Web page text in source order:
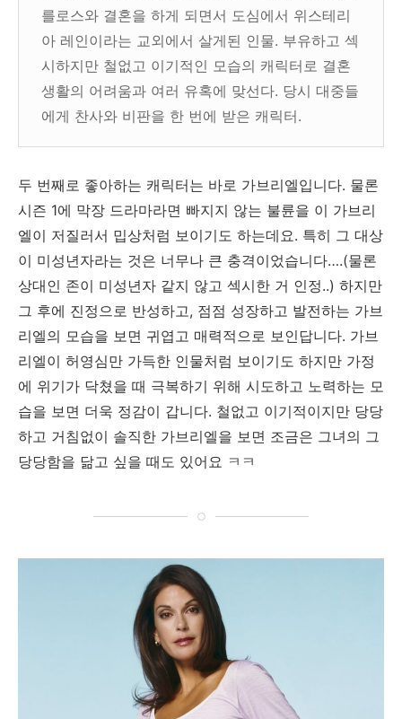
를로스와 결혼을 하게 되면서 도심에서 위스테리
아 레인이라는 교외에서 살게된 인물. 부유하고 섹
시하지만 철없고 이기적인 모습의 캐릭터로 결혼
생활의 어려움과 여러 유혹에 맞선다. 당시 대중들
에게 찬사와 비판을 한 번에 받은 캐릭터.
두 번째로 좋아하는 캐릭터는 바로 가브리엘입니다. 물론
시즌 1에 막장 드라마라면 빠지지 않는 불륜을 이 가브리
엘이 저질러서 밉상처럼 보이기도 하는데요. 특히 그 대상
이 미성년자라는 것은 너무나 큰 충격이었습니다….(물론
상대인 존이 미성년자 같지 않고 섹시한 거 인정..) 하지만
그 후에 진정으로 반성하고, 점점 성장하고 발전하는 가브
리엘의 모습을 보면 귀엽고 매력적으로 보인답니다. 가브
리엘이 허영심만 가득한 인물처럼 보이기도 하지만 가정
에 위기가 닥쳤을 때 극복하기 위해 시도하고 노력하는 모
습을 보면 더욱 정감이 갑니다. 철없고 이기적이지만 당당
하고 거침없이 솔직한 가브리엘을 보면 조금은 그녀의 그
당당함을 닮고 싶을 때도 있어요 ㅋㅋ